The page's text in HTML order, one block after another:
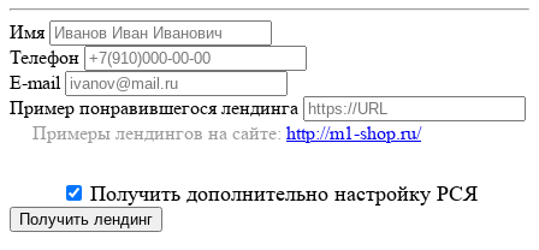
Имя
Телефон
E-mail
Пример понравившегося лендинга
Примеры лендингов на сайте: http://m1-shop.ru/
Получить дополнительно настройку РСЯ
Получить лендинг